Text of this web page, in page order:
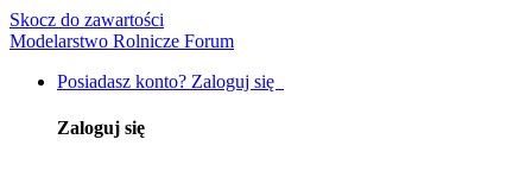
Skocz do zawartości
Modelarstwo Rolnicze Forum
Posiadasz konto? Zaloguj się
Zaloguj się